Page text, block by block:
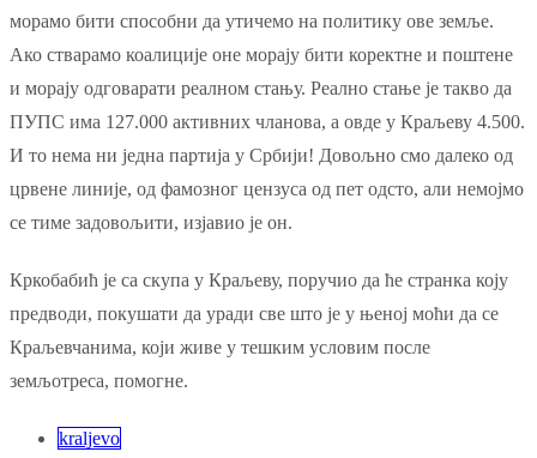
морамо бити способни да утичемо на политику ове земље.
Ако стварамо коалиције оне морају бити коректне и поштене
и морају одговарати реалном стању. Реално стање је такво да
ПУПС има 127.000 активних чланова, а овде у Краљеву 4.500.
И то нема ни једна партија у Србији! Довољно смо далеко од
црвене линије, од фамозног цензуса од пет одсто, али немојмо
се тиме задовољити, изјавио је он.
Кркобабић је са скупа у Краљеву, поручио да ће странка коју
предводи, покушати да уради све што је у њеној моћи да се
Краљевчанима, који живе у тешким условим после
земљотреса, помогне.
kraljevo